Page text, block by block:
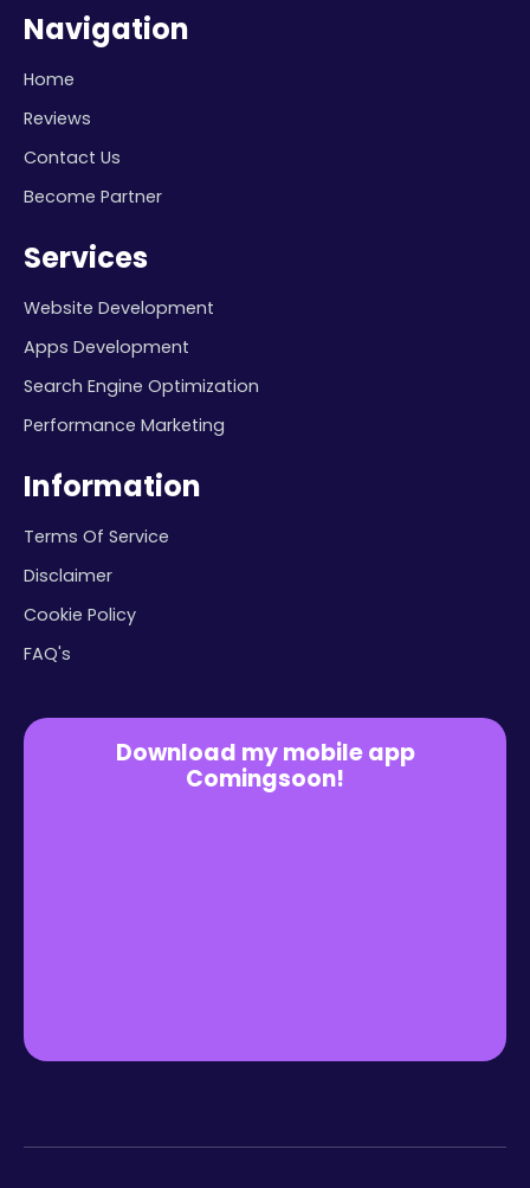
Navigation
Home
Reviews
Contact Us
Become Partner
Services
Website Development
Apps Development
Search Engine Optimization
Performance Marketing
Information
Terms Of Service
Disclaimer
Cookie Policy
FAQ's
Download my mobile app
Comingsoon!